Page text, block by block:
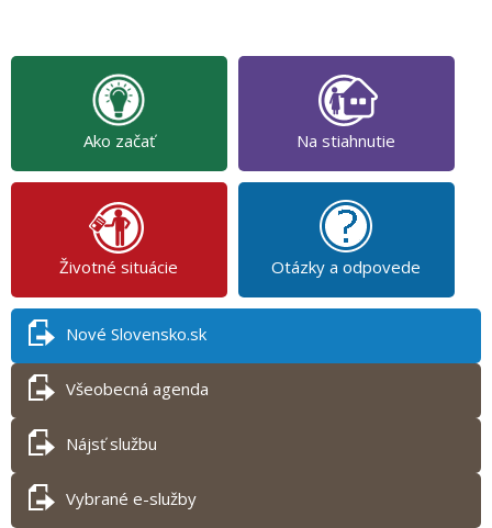
Ako začať Na stiahnutie
Životné situácie Otázky a odpovede
Nové Slovensko.sk
Všeobecná agenda
Nájsť službu
Vybrané e-služby